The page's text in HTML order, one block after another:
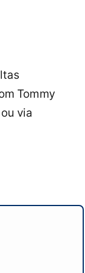
Tommy
via